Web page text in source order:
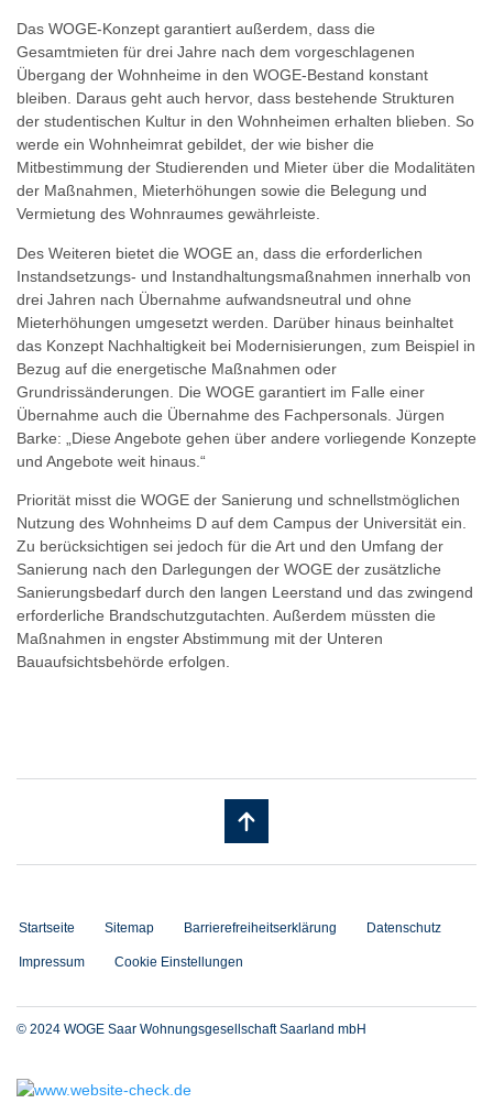
Das WOGE-Konzept garantiert außerdem, dass die
Gesamtmieten für drei Jahre nach dem vorgeschlagenen
Übergang der Wohnheime in den WOGE-Bestand konstant
bleiben. Daraus geht auch hervor, dass bestehende Strukturen
der studentischen Kultur in den Wohnheimen erhalten blieben. So
werde ein Wohnheimrat gebildet, der wie bisher die
Mitbestimmung der Studierenden und Mieter über die Modalitäten
der Maßnahmen, Mieterhöhungen sowie die Belegung und
Vermietung des Wohnraumes gewährleiste.
Des Weiteren bietet die WOGE an, dass die erforderlichen
Instandsetzungs- und Instandhaltungsmaßnahmen innerhalb von
drei Jahren nach Übernahme aufwandsneutral und ohne
Mieterhöhungen umgesetzt werden. Darüber hinaus beinhaltet
das Konzept Nachhaltigkeit bei Modernisierungen, zum Beispiel in
Bezug auf die energetische Maßnahmen oder
Grundrissänderungen. Die WOGE garantiert im Falle einer
Übernahme auch die Übernahme des Fachpersonals. Jürgen
Barke: „Diese Angebote gehen über andere vorliegende Konzepte
und Angebote weit hinaus.“
Priorität misst die WOGE der Sanierung und schnellstmöglichen
Nutzung des Wohnheims D auf dem Campus der Universität ein.
Zu berücksichtigen sei jedoch für die Art und den Umfang der
Sanierung nach den Darlegungen der WOGE der zusätzliche
Sanierungsbedarf durch den langen Leerstand und das zwingend
erforderliche Brandschutzgutachten. Außerdem müssten die
Maßnahmen in engster Abstimmung mit der Unteren
Bauaufsichtsbehörde erfolgen.
Startseite Sitemap Barrierefreiheitserklärung Datenschutz
Impressum Cookie Einstellungen
© 2024 WOGE Saar Wohnungsgesellschaft Saarland mbH